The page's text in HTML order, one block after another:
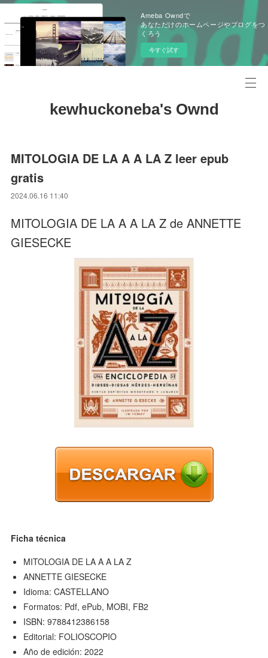
Ameba Owndで
あなただけのホームページやブログをつ
くろう
今すぐ試す
kewhuckoneba's Ownd
MITOLOGIA DE LA A A LA Z leer epub
gratis
2024.06.16 11:40
MITOLOGIA DE LA A A LA Z de ANNETTE
GIESECKE
Ficha técnica
MITOLOGIA DE LA A A LA Z
ANNETTE GIESECKE
Idioma: CASTELLANO
Formatos: Pdf, ePub, MOBI, FB2
ISBN: 9788412386158
Editorial: FOLIOSCOPIO
Año de edición: 2022